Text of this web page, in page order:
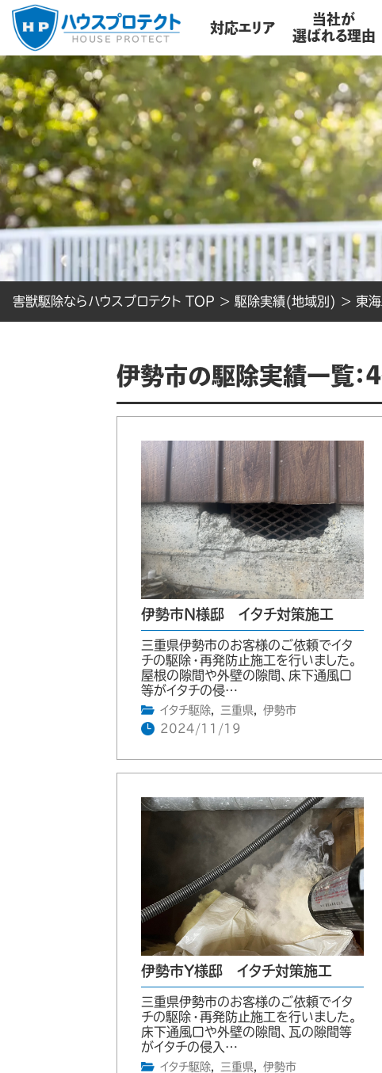
対応エリア
当社が
選ばれる理由
害獣駆除ならハウスプロテクト TOP > 駆除実績(地域別) > 東海
伊勢市の駆除実績一覧：
伊勢市N様邸 イタチ対策施工
三重県伊勢市のお客様のご依頼でイタ
チの駆除・再発防止施工を行いました。
屋根の隙間や外壁の隙間、床下通風口
等がイタチの侵…
イタチ駆除, 三重県,
伊勢市
2024/11/19
伊勢市Y様邸 イタチ対策施工
三重県伊勢市のお客様のご依頼でイタ
チの駆除・再発防止施工を行いました。
床下通風口や外壁の隙間、瓦の隙間等
がイタチの侵入…
イタチ駆除, 三重県,
伊勢市